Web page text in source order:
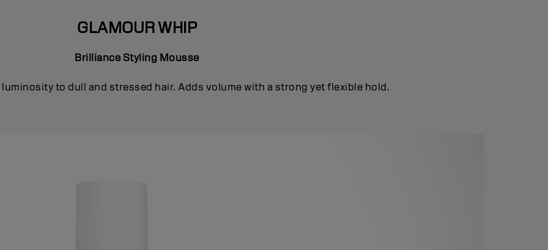
GLAMOUR WHIP
Brilliance Styling Mousse
to dull and stressed hair. Adds volume with a strong yet flexible hold.